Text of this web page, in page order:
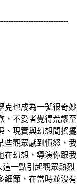
克也成為一號很奇妙
，不愛者覺得荒謬至
、現實與幻想間搖擺
些觀眾感到憤怒，我
在幻想，導演你跟我
一點引起觀眾熱烈
細節，在當時並沒有